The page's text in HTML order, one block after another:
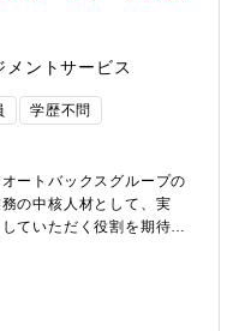
ントサービス
学歴不問
ートバックスグループの
の中核人材として、実
ていただく役割を期待し
高度化、業務プロセスの
品質向上』といった観点
を牽引する存在としてご